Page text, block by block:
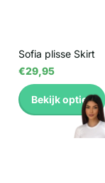
Sofia plisse Skirt
€29,95
Bekijk opties